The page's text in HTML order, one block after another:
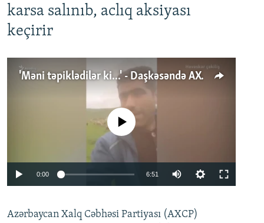
karsa salınıb, aclıq aksiyası
keçirir
'Məni təpiklədilər ki...' - Daşkəsəndə AXCP fəalının yaxınları onun həbsinə etiraz edirlər
No media source currently available
0:00 6:51
360p
Azərbaycan Xalq Cəbhəsi Partiyası (AXCP)